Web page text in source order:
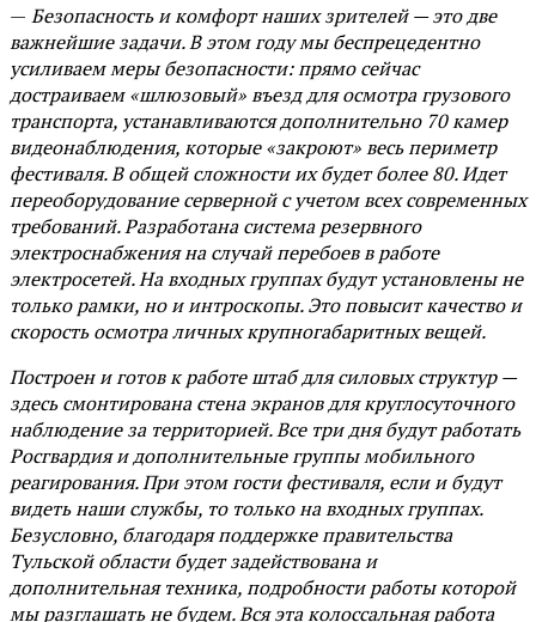
— Безопасность и комфорт наших зрителей — это две
важнейшие задачи. В этом году мы беспрецедентно
усиливаем меры безопасности: прямо сейчас
достраиваем «шлюзовый» въезд для осмотра грузового
транспорта, устанавливаются дополнительно 70 камер
видеонаблюдения, которые «закроют» весь периметр
фестиваля. В общей сложности их будет более 80. Идет
переоборудование серверной с учетом всех современных
требований. Разработана система резервного
электроснабжения на случай перебоев в работе
электросетей. На входных группах будут установлены не
только рамки, но и интроскопы. Это повысит качество и
скорость осмотра личных крупногабаритных вещей.
Построен и готов к работе штаб для силовых структур —
здесь смонтирована стена экранов для круглосуточного
наблюдение за территорией. Все три дня будут работать
Росгвардия и дополнительные группы мобильного
реагирования. При этом гости фестиваля, если и будут
видеть наши службы, то только на входных группах.
Безусловно, благодаря поддержке правительства
Тульской области будет задействована и
дополнительная техника, подробности работы которой
мы разглашать не будем. Вся эта колоссальная работа